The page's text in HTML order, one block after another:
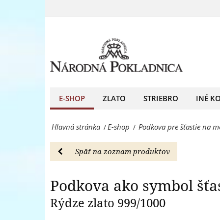
na
rýdzeho
zlata
999/1000
-
E-
shop
E-SHOP ZLATO STRIEBRO INÉ
Hlavná stránka /E-shop / Podkova pre šťastie na
Späť na zoznam produktov
Podkova ako symbol
Rýdze zlato 999/1000
-
shop
Pokladnica
predný
európsky